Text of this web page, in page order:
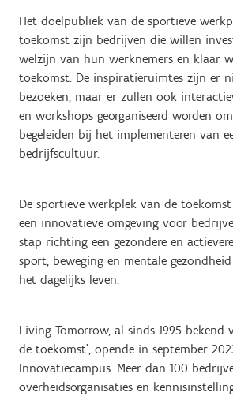
Het doelpubliek van de sportieve
toekomst zijn bedrijven die willen
welzijn van hun werknemers en klaar
toekomst. De inspiratieruimtes zijn er
bezoeken, maar er zullen ook
en workshops georganiseerd worden
begeleiden bij het implementeren van
bedrijfscultuur.
De sportieve werkplek van de
een innovatieve omgeving voor
stap richting een gezondere en
sport, beweging en mentale
het dagelijks leven.
Living Tomorrow, al sinds 1995 bekend
de toekomst’, opende in september
Innovatiecampus. Meer dan 100
overheidsorganisaties en